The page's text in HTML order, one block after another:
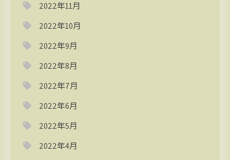
2022年11月
2022年10月
2022年9月
2022年8月
2022年7月
2022年6月
2022年5月
2022年4月